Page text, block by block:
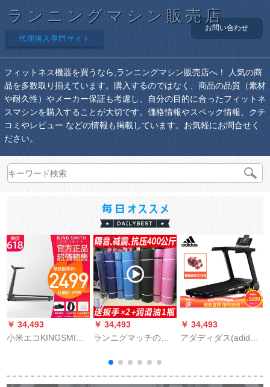
ランニングマシン販売店
代理購入専門サイト
お問い合わせ
フィットネス機器を買うなら,ランニングマシン販売店へ！ 人気の商
品を多数取り揃えています。購入するのではなく、商品の品質（素材
や耐久性）やメーカー保証も考慮し、自分の目的に合ったフィットネ
スマシンを購入することが大切です。価格情報やスペック情報、クチ
コミやレビュー などの情報も掲載しています。お気軽にお問合せく
ださい。
￥ 34,493
小米エコKINGSMITH
ます。室内の静音ダ
￥ 34,493
ランニグマッチのダ
パとランニングライ
ンのダンプのダンプ
￥ 34,493
アダディダス(adidas)
ピグ可折運動フート